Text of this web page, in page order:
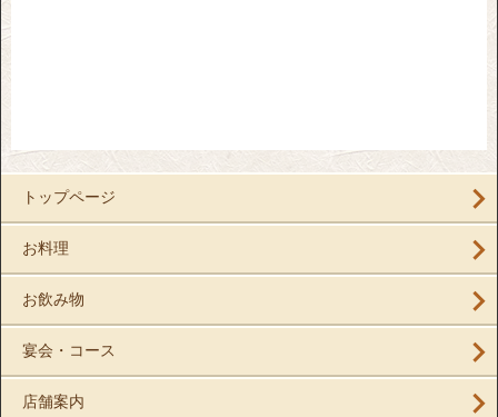
トップページ
お料理
お飲み物
宴会・コース
店舗案内